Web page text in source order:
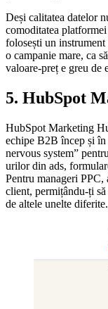
Deși calitatea datelor
comoditatea
folosești un
o campanie mare, ca
valoare-preț e greu de
5. HubSpot
HubSpot Marketing
echipe B2B încep și în
nervous system”
urilor din ads,
Pentru manageri PPC,
client, permițându-ți
de altele unelte diferite.